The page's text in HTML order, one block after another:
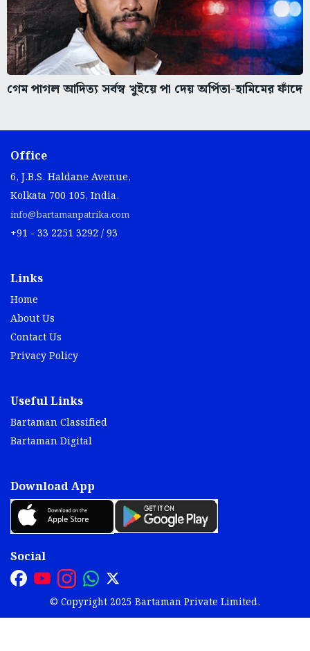
গেম পাগল আদিত্য সর্বস্ব খুইয়ে পা দেয় অর্পিতা-হামিমের ফাঁদে
Office
6, J.B.S. Haldane Avenue,
Kolkata 700 105, India.
info@bartamanpatrika.com
+91 - 33 2251 3292 / 93
Links
Home
About Us
Contact Us
Privacy Policy
Useful Links
Bartaman Classified
Bartaman Digital
Download App
Social
© Copyright 2025 Bartaman Private Limited.